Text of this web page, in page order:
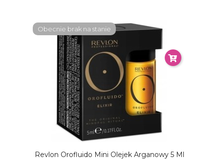
Revlon Orofluido Mini Olejek Arganowy 5 Ml
Obecnie brak na stanie